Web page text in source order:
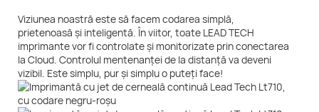
Viziunea noastră este să facem codarea simplă,
prietenoasă și inteligentă. În viitor, toate LEAD TECH
imprimante vor fi controlate și monitorizate prin conectarea
la Cloud. Controlul mentenanței de la distanță va deveni
vizibil. Este simplu, pur și simplu o puteți face!